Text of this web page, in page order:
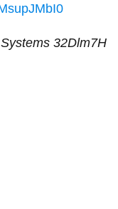
32Dlm7H